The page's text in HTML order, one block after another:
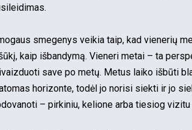
smegenys veikia taip, kad vienerių
kaip išbandymą. Vieneri metai – ta
save po metų. Metus laiko išbūti
horizonte, todėl jo norisi siekti ir jo
– pirkiniu, kelione arba tiesiog vizitu